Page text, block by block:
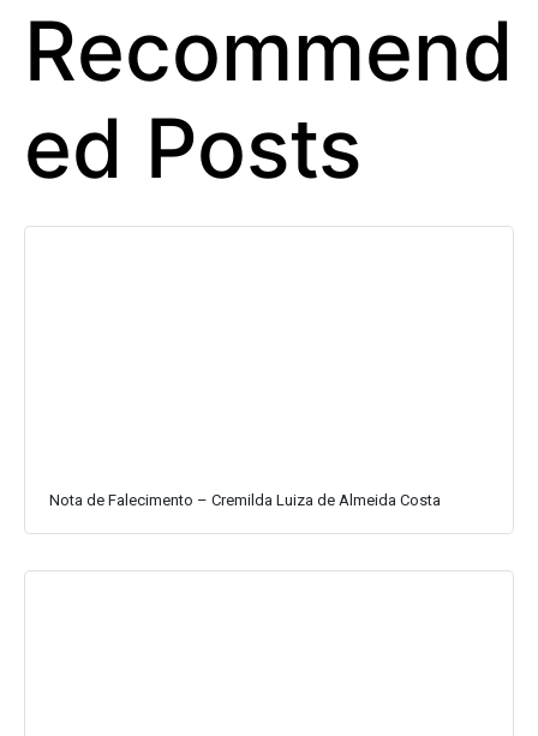
Recommend
ed Posts
Nota de Falecimento – Cremilda Luiza de Almeida Costa